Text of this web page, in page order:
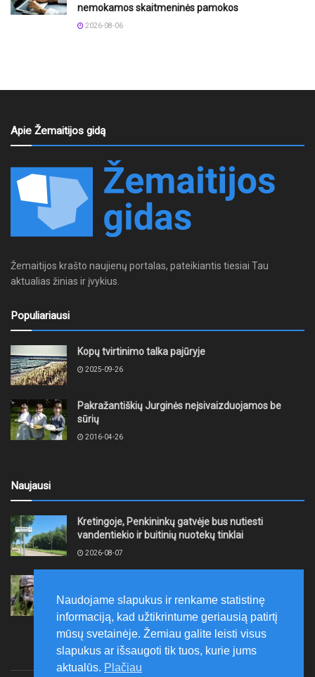
nemokamos skaitmeninės pamokos
2026-08-06
Apie Žemaitijos gidą
Žemaitijos krašto naujienų portalas, pateikiantis tiesiai Tau
aktualias žinias ir įvykius.
Populiariausi
Kopų tvirtinimo talka pajūryje
2025-09-26
Pakražantiškių Jurginės neįsivaizduojamos be
sūrių
2016-04-26
Naujausi
Kretingoje, Penkininkų gatvėje bus nutiesti
vandentiekio ir buitinių nuotekų tinklai
2026-08-07
rinktinė vykdys karines pratybas
2026-08-07
Naudojame slapukus ir renkame statistinę
informaciją, kad užtikrintume geriausią patirtį
mūsų svetainėje. Žemiau galite leisti visus
slapukus ar išsaugoti tik tuos, kurie jums
aktualūs. Plačiau